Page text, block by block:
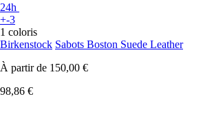
24h
+-3
1 coloris
Birkenstock Sabots Boston Suede Leather
À partir de 150,00 €
98,86 €